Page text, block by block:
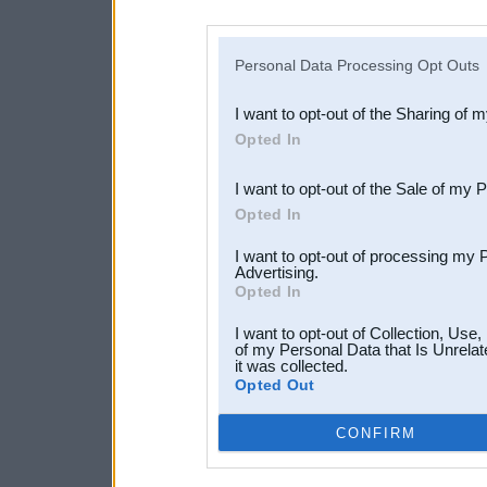
Downstream Participants
third parties.
Personal Data Processing Opt Outs
I want to opt-out of the Sharing of
Opted In
I want to opt-out of the Sale of my
Opted In
I want to opt-out of processing my
Advertising.
Opted In
I want to opt-out of Collection,
of my Personal Data that Is
it was collected.
Opted Out
CONFIRM